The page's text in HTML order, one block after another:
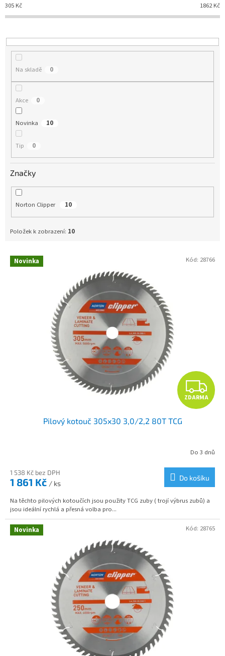
í
p
o
305 Kč 1862Kč
Na skladě 0
Akce 0
Novinka 10
Tip 0
Značky
Norton Clipper 10
Položek k zobrazení: 10
Novinka
Z
D
R
M
A
ZDARMA
Pilový kotouč 305x30 3,0/2,2 80T TCG
Do 3 dnů
1 538 Kč bez DPH
1 861 Kč / ks
Do košíku
Na těchto pilových kotoučích jsou použity TCG zuby ( trojí výbrus zubů) a
jsou ideální rychlá a přesná volba pro...
Kód: 28766
Novinka Kód: 28765